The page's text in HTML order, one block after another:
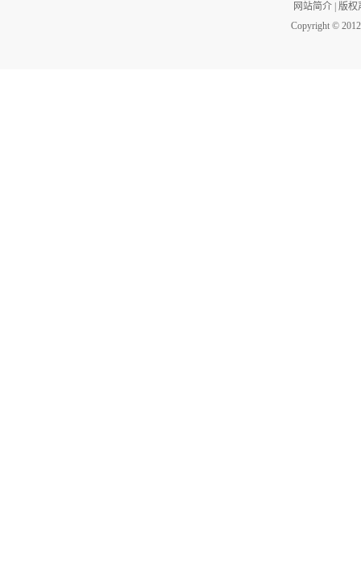
网站简介 版权
Copyright ©